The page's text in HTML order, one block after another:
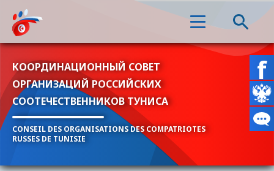
КООРДИНАЦИОННЫЙ СОВЕТ
ОРГАНИЗАЦИЙ РОССИЙСКИХ
СООТЕЧЕСТВЕННИКОВ ТУНИСА
CONSEIL DES ORGANISATIONS DES COMPATRIOTES
RUSSES DE TUNISIE